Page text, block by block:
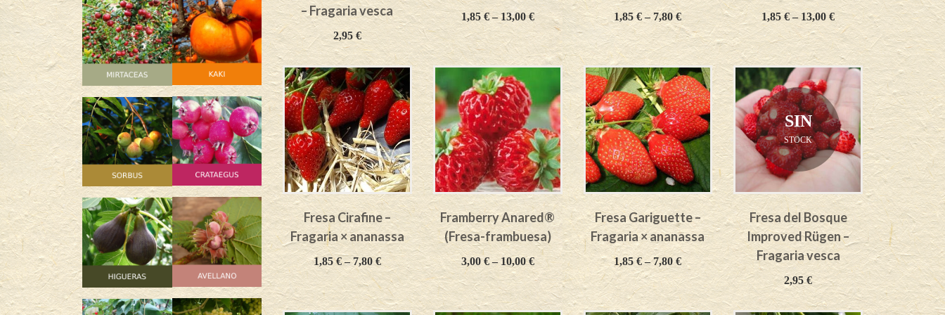
– Fragaria vesca
2,95 €
1,85 €–13,00€ 1,85€–7,80€ 1,85€– 13,00€
Fresa Cirafine –
Fragaria × ananassa
1,85€–7,80€
Framberry Anared®
(Fresa-frambuesa)
3,00€– 10,00€
Fresa Gariguette –
Fragaria × ananassa
1,85€–7,80€
SIN
STOCK
Fresa del Bosque
Improved Rügen –
Fragaria vesca
2,95€